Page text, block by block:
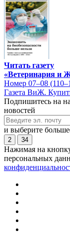
Читать газету
«Ветеринария и
Номер 07–08
Газета ВиЖ.
Подпишитесь на
новостей
и выберите
2 34
Нажимая на
персональных